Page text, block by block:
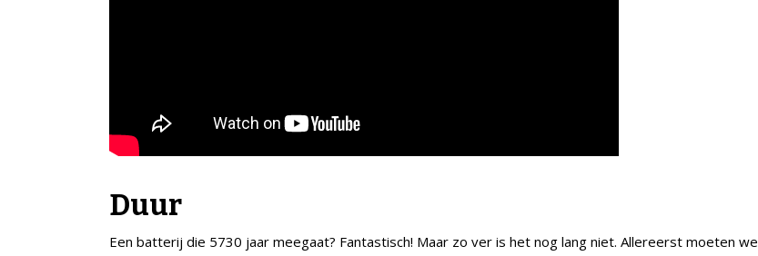
Duur
Een batterij die 5730 jaar meegaat? Fantastisch! Maar zo ver is het nog lang niet. Allereerst moeten we